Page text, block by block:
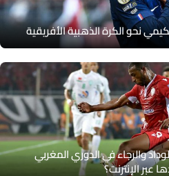
الكرة الذهبية الأفريقية
والرجاء في الدوري المغربي